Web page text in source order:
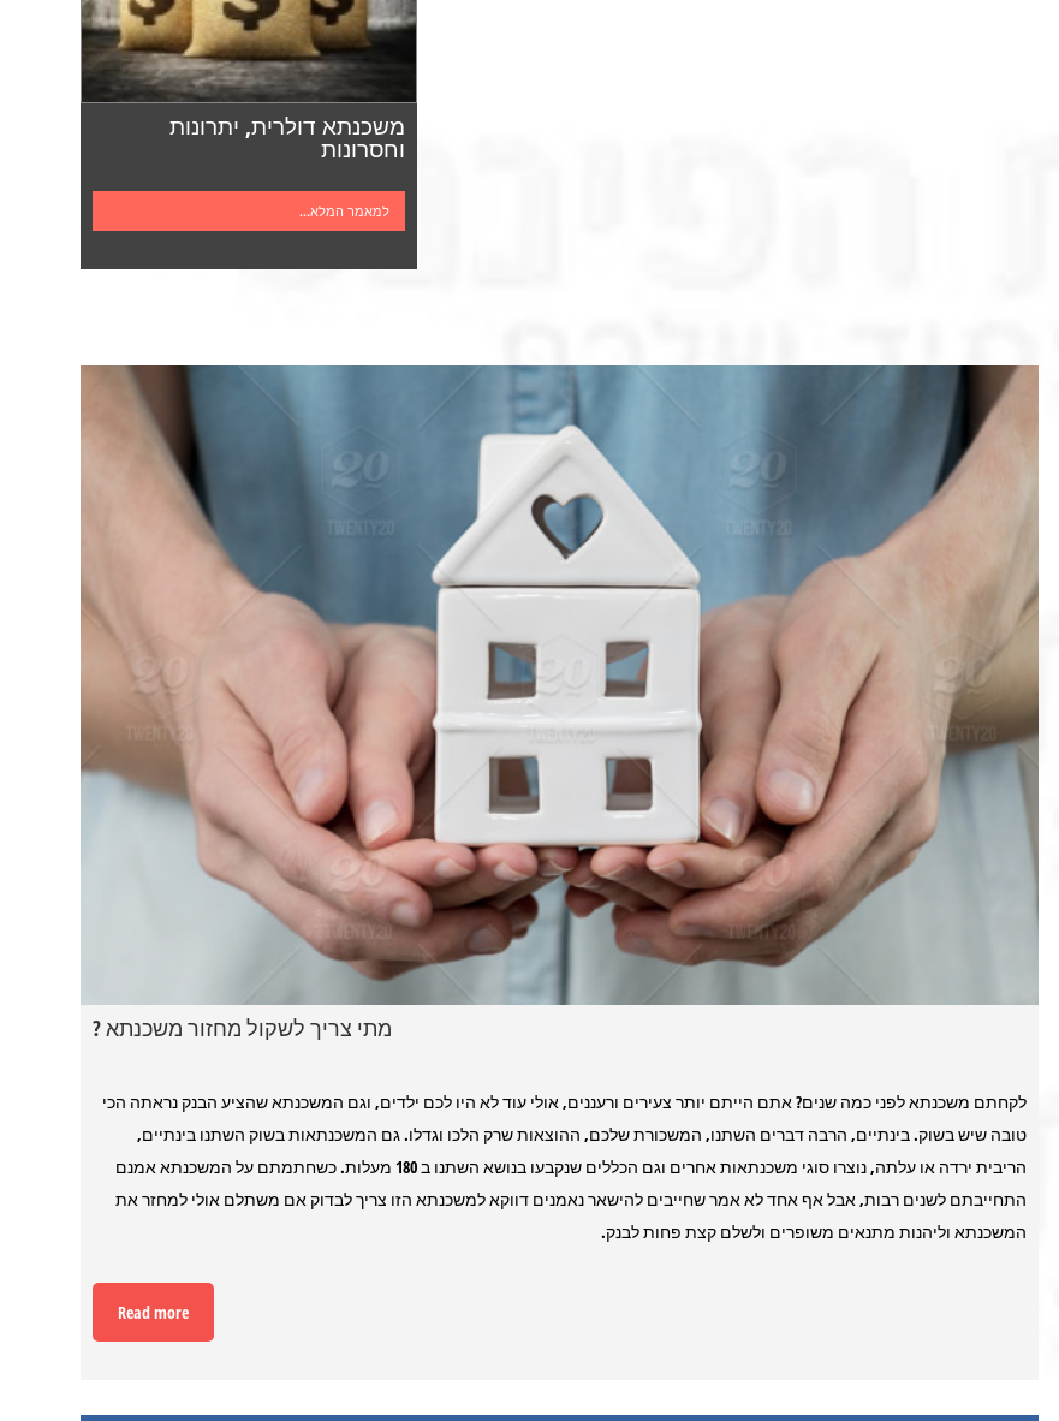
משכנתא דולרית, יתרונות
וחסרונות
למאמר המלא...
מתי צריך לשקול מחזור משכנתא ?
לקחתם משכנתא לפני כמה שנים? אתם הייתם יותר צעירים ורעננים, אולי עוד לא היו לכם ילדים, וגם המשכנתא שהציע הבנק נראתה הכי
טובה שיש בשוק. בינתיים, הרבה דברים השתנו, המשכורת שלכם, ההוצאות שרק הלכו וגדלו. גם המשכנתאות בשוק השתנו בינתיים,
הריבית ירדה או עלתה, נוצרו סוגי משכנתאות אחרים וגם הכללים שנקבעו בנושא השתנו ב 180 מעלות. כשחתמתם על המשכנתא אמנם
התחייבתם לשנים רבות, אבל אף אחד לא אמר שחייבים להישאר נאמנים דווקא למשכנתא הזו צריך לבדוק אם משתלם אולי למחזר את
המשכנתא וליהנות מתנאים משופרים ולשלם קצת פחות לבנק.
Read more